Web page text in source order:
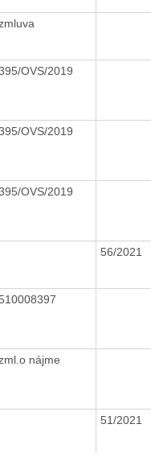
OVS/2019
OVS/2019
OVS/2019
56/2021
nájme
51/2021